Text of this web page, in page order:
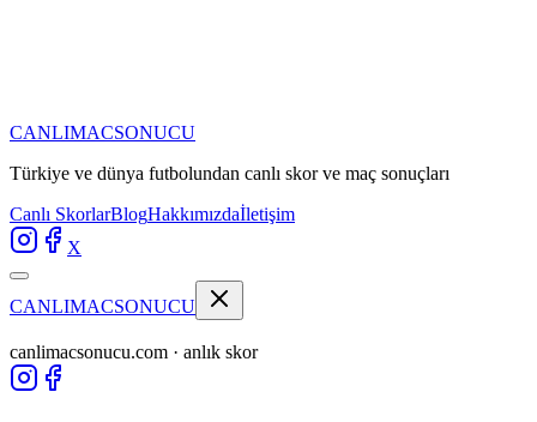
CANLIMACSONUCU
Türkiye ve dünya futbolundan canlı skor ve maç sonuçları
Canlı SkorlarBlogHakkımızdaİletişim
X
CANLIMACSONUCU
canlimacsonucu.com · anlık skor